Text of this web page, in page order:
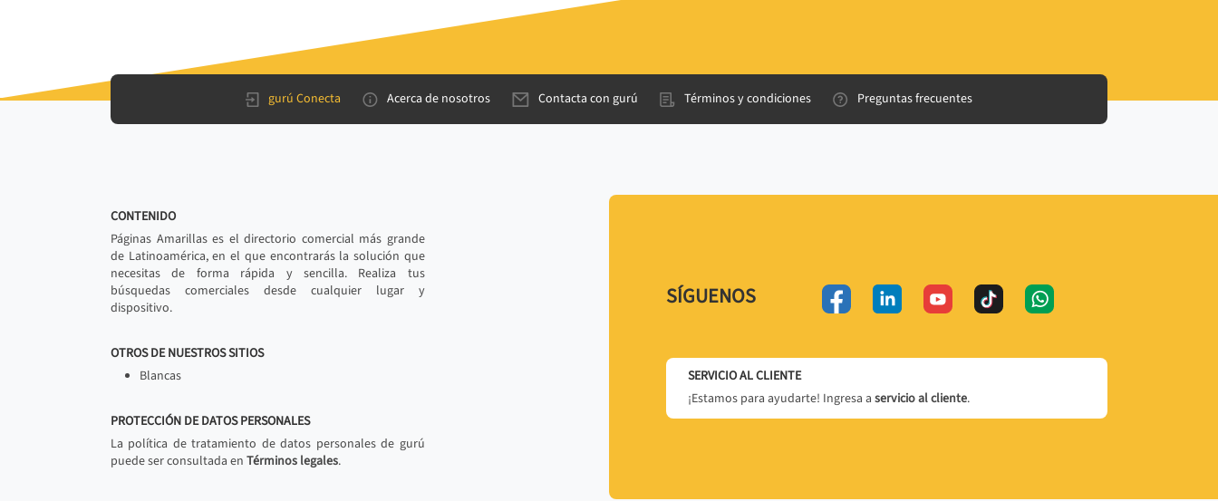
gurú Conecta Acerca de nosotros Contacta con gurú Términos y condiciones Preguntas frecuentes
CONTENIDO
Páginas Amarillas es el directorio comercial más grande
de Latinoamérica, en el que encontrarás la solución que
necesitas de forma rápida y sencilla. Realiza tus
búsquedas comerciales desde cualquier lugar y
dispositivo.
OTROS DE NUESTROS SITIOS
Blancas
PROTECCIÓN DE DATOS PERSONALES
La política de tratamiento de datos personales de gurú
puede ser consultada en Términos legales.
SÍGUENOS
SERVICIO AL CLIENTE
¡Estamos para ayudarte! Ingresa a servicio al cliente.